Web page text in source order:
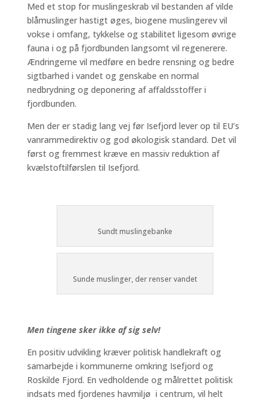
Med et stop for muslingeskrab vil bestanden af vilde
blåmuslinger hastigt øges, biogene muslingerev vil
vokse i omfang, tykkelse og stabilitet ligesom øvrige
fauna i og på fjordbunden langsomt vil regenerere.
Ændringerne vil medføre en bedre rensning og bedre
sigtbarhed i vandet og genskabe en normal
nedbrydning og deponering af affaldsstoffer i
fjordbunden.
Men der er stadig lang vej før Isefjord lever op til EU’s
vanrammedirektiv og god økologisk standard. Det vil
først og fremmest kræve en massiv reduktion af
kvælstoftilførslen til Isefjord.
Sundt muslingebanke
Sunde muslinger, der renser vandet
Men tingene sker ikke af sig selv!
En positiv udvikling kræver politisk handlekraft og
samarbejde i kommunerne omkring Isefjord og
Roskilde Fjord. En vedholdende og målrettet politisk
indsats med fjordenes havmiljø i centrum, vil helt